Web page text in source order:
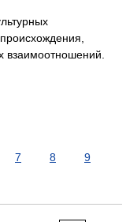
взаимоотношений.
7 8
9